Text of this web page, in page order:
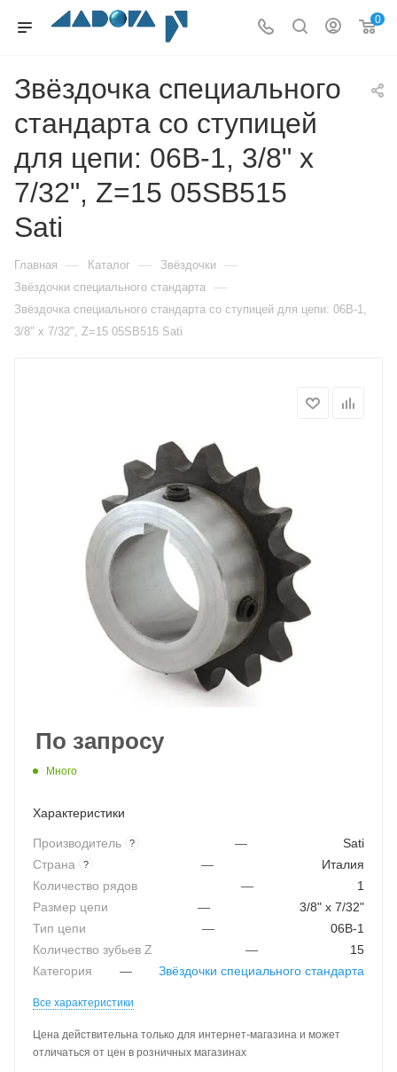
0
Звёздочка специального
стандарта со ступицей
для цепи: 06B-1, 3/8" x
7/32", Z=15 05SB515
Sati
Главная — Каталог — Звёздочки —
Звёздочки специального стандарта —
Звёздочка специального стандарта со ступицей для цепи: 06B-1,
3/8" x 7/32", Z=15 05SB515 Sati
По запросу
Много
Характеристики
Производитель ? —
Sati
Страна
? —
Италия
Количество рядов
—
1
Размер цепи
—
3/8" x 7/32"
Тип цепи
—
06B-1
Количество зубьев Z
—
15
Категория
— Звёздочки специального стандарта
Все характеристики
Цена действительна только для интернет-магазина и может
отличаться от цен в розничных магазинах